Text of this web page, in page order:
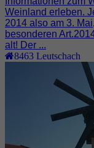
Weinland erleben.
2014 also am 3.
besonderen
alt! Der ...
8463 Leutschach